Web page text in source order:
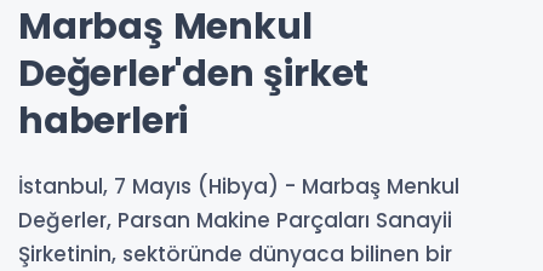
Marbaş Menkul
Değerler'den şirket
haberleri
İstanbul, 7 Mayıs (Hibya) - Marbaş Menkul
Değerler, Parsan Makine Parçaları Sanayii
Şirketinin, sektöründe dünyaca bilinen bir